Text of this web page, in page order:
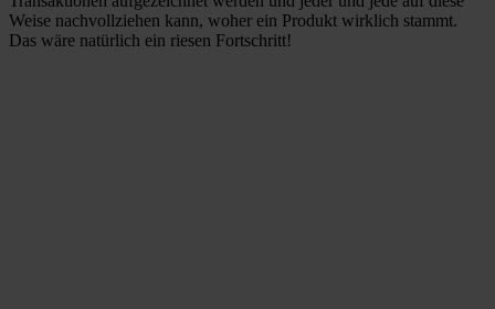
Weise nachvollziehen kann, woher ein Produkt wirklich stammt.
Das wäre natürlich ein riesen Fortschritt!